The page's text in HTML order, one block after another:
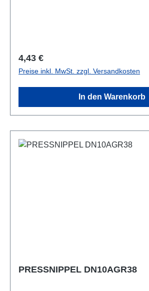
Regulärer Preis:
4,43 €
Preise inkl. MwSt. zzgl. Versandkosten
In den Warenkorb
PRESSNIPPEL DN10AGR38